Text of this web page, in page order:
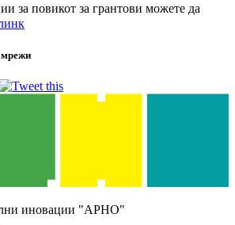
за повикот за грантови можете да
мрежи
иновации "АРНО"